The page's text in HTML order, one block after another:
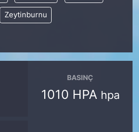
Zeytinburnu
BASINÇ
1010 HPA hpa